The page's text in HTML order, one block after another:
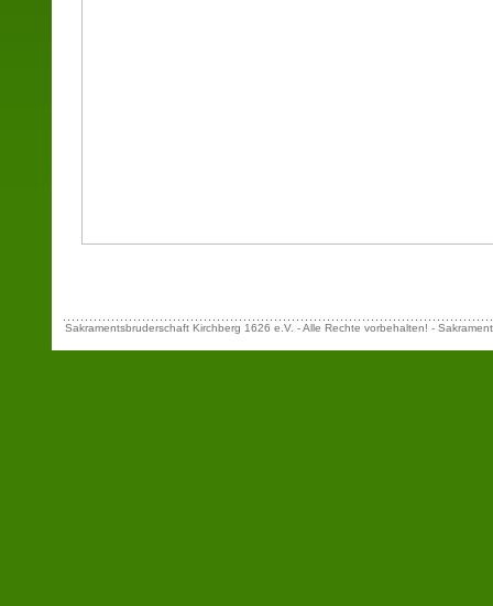
Sakramentsbruderschaft Kirchberg 1626 e.V. - Alle Rechte vorbehalten! -